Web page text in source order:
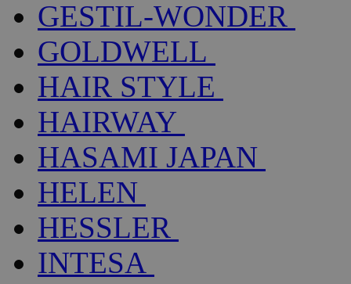
GESTIL-WONDER
GOLDWELL
HAIR STYLE
HAIRWAY
HASAMI JAPAN
HELEN
HESSLER
INTESA